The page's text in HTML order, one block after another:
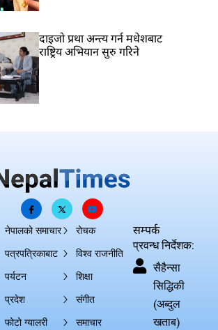
दाइजो प्रथा अन्त्य गर्न मधेशबाट
राष्ट्रिय अभियान सुरु गरिने
नेपालको समाचार
पत्रपत्रिकाबाट
पर्यटन
प्रदेश
फोटो ग्यालरी
रोचक
विश्व राजनीति
शिक्षा
संगीत
समाचार
सम्पर्क
प्रवन्ध निर्देशक:
सैहैन्सा
सिद्धिकी
(अब्दुल
खताब)